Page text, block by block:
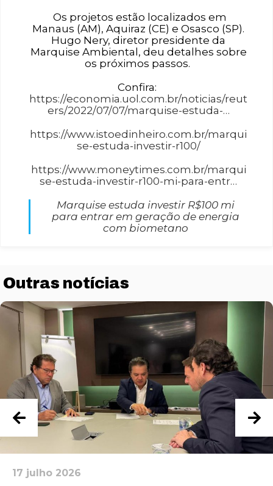
Os projetos estão localizados em
Manaus (AM), Aquiraz (CE) e Osasco (SP).
Hugo Nery, diretor presidente da
Marquise Ambiental, deu detalhes sobre
os próximos passos.
Confira:
https://economia.uol.com.br/noticias/reut
ers/2022/07/07/marquise-estuda-…
https://www.istoedinheiro.com.br/marqui
se-estuda-investir-r100/
https://www.moneytimes.com.br/marqui
se-estuda-investir-r100-mi-para-entr…
Marquise estuda investir R$100 mi
para entrar em geração de energia
com biometano
Outras notícias
17 julho 2026